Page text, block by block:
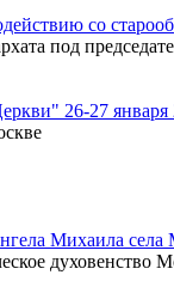
со
под
26-27 января
Михаила села